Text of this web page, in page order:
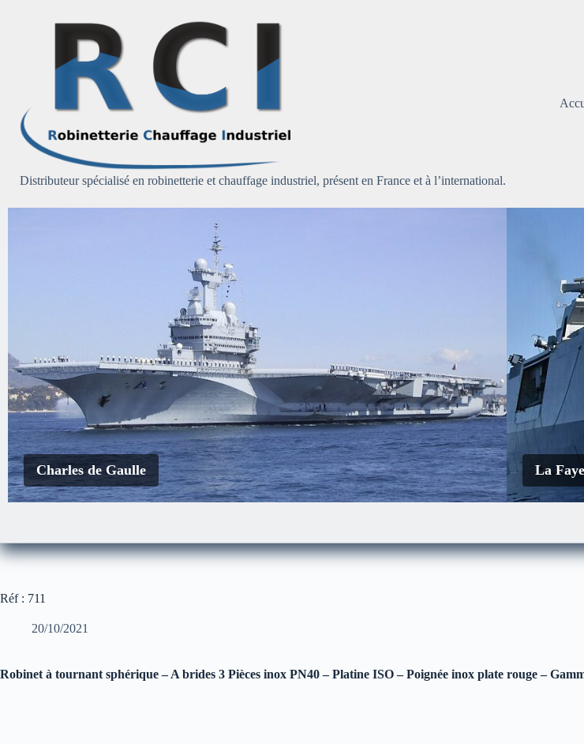
Distributeur spécialisé en robinetterie et chauffage industriel, présent en France et à l’international.
Charles de Gaulle La
Réf : 711
20/10/2021
Robinet à tournant sphérique – A brides 3 Pièces inox PN40 – Platine ISO – Poignée inox plate rouge –